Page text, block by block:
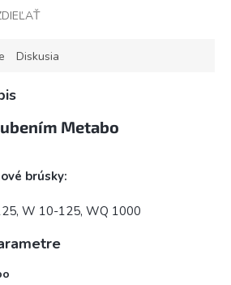
Diskusia
Metabo
brúsky:
W 10-125, WQ 1000